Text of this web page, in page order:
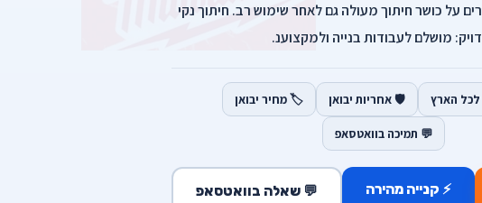
על כושר חיתוך מעולה גם לאחר שימוש רב. חיתוך נקי
מושלם לעבודות בנייה ולמקצוענ.
הארץ 🛡️ אחריות יבואן 🏷️ מחיר יבואן
💬 תמיכה בוואטסאפ
⚡ קנייה מהירה 💬 שאלה בוואטסאפ